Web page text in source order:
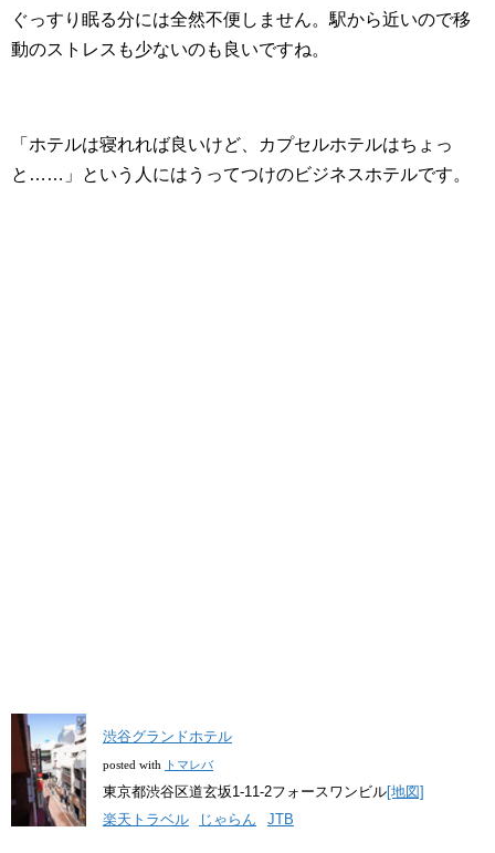
ぐっすり眠る分には全然不便しません。駅から近いので移
動のストレスも少ないのも良いですね。
「ホテルは寝れれば良いけど、カプセルホテルはちょっ
と……」という人にはうってつけのビジネスホテルです。
渋谷グランドホテル
posted with トマレバ
東京都渋谷区道玄坂1-11-2フォースワンビル[地図]
楽天トラベル
じゃらん JTB